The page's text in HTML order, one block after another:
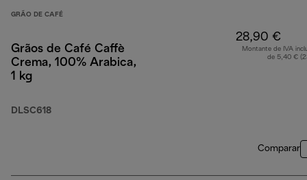
GRÃO DE CAFÉ
Grãos de Café Caffè
Crema, 100% Arabica,
1 kg
DLSC618
28,90 €
Montante de IVA
de 5,40 €
Comparar